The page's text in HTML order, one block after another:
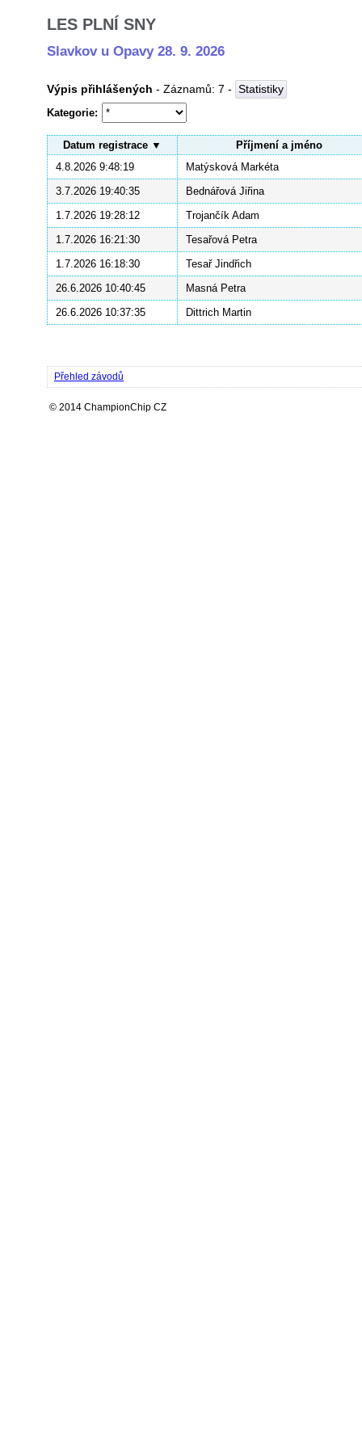
LES PLNÍ SNY
Slavkov u Opavy 28. 9. 2026
Výpis přihlášených - Záznamů: 7 - Statistiky
Kategorie
Datum registrace
Příjmení a jméno
4.8.2026 9:48:19
Matýsková Markéta
3.7.2026 19:40:35
Bednářová Jiřina
1.7.2026 19:28:12
Trojančík Adam
1.7.2026 16:21:30
Tesařová Petra
1.7.2026 16:18:30
Tesař Jindřich
26.6.2026 10:40:45
Masná Petra
26.6.2026 10:37:35
Dittrich Martin
Přehled závodů
© 2014 ChampionChip CZ